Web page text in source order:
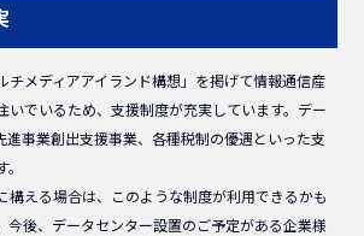
チメディアアイランド構想」を掲げて情報通信産
いでいるため、支援制度が充実しています。デー
進事業創出支援事業、各種税制の優遇といった支
構える場合は、このような制度が利用できるかも
今後、データセンター設置のご予定がある企業様